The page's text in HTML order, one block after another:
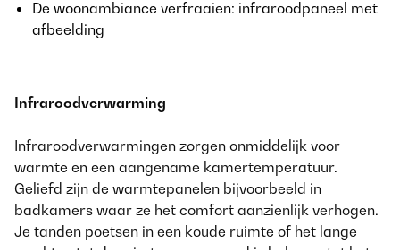
De woonambiance verfraaien: infraroodpaneel met
afbeelding
Infraroodverwarming
Infraroodverwarmingen zorgen onmiddelijk voor
warmte en een aangename kamertemperatuur.
Geliefd zijn de warmtepanelen bijvoorbeeld in
badkamers waar ze het comfort aanzienlijk verhogen.
Je tanden poetsen in een koude ruimte of het lange